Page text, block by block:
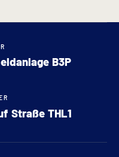
B3P
Straße THL1